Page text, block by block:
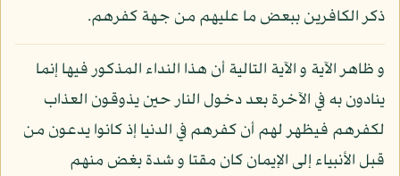
ذكر الكافرين ببعض ما عليهم من جهة كفرهم.
و ظاهر الآية و الآية التالية أن هذا النداء المذكور فيها إنما
ينادون به في الآخرة بعد دخول النار حين يذوقون العذاب
لكفرهم فيظهر لهم أن كفرهم في الدنيا إذ كانوا يدعون من
قبل الأنبياء إلى الإيمان كان مقتا و شدة بغض منهم